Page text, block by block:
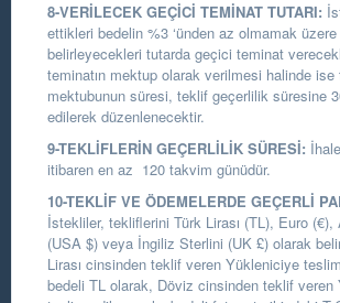
8-VERİLECEK GEÇİCİ TEMİNAT TUTARI:
ettikleri bedelin %3 ‘ünden az olmamak
belirleyecekleri tutarda geçici teminat
teminatın mektup olarak verilmesi halinde ise
mektubunun süresi, teklif geçerlilik süresine
edilerek düzenlenecektir.
9-TEKLİFLERİN GEÇERLİLİK SÜRESİ:
itibaren en az 120 takvim günüdür.
10-TEKLİF VE ÖDEMELERDE GEÇERLİ
İstekliler, tekliflerini Türk Lirası (TL), Euro (€),
(USA $) veya İngiliz Sterlini (UK £) olarak
Lirası cinsinden teklif veren Yükleniciye
bedeli TL olarak, Döviz cinsinden teklif veren